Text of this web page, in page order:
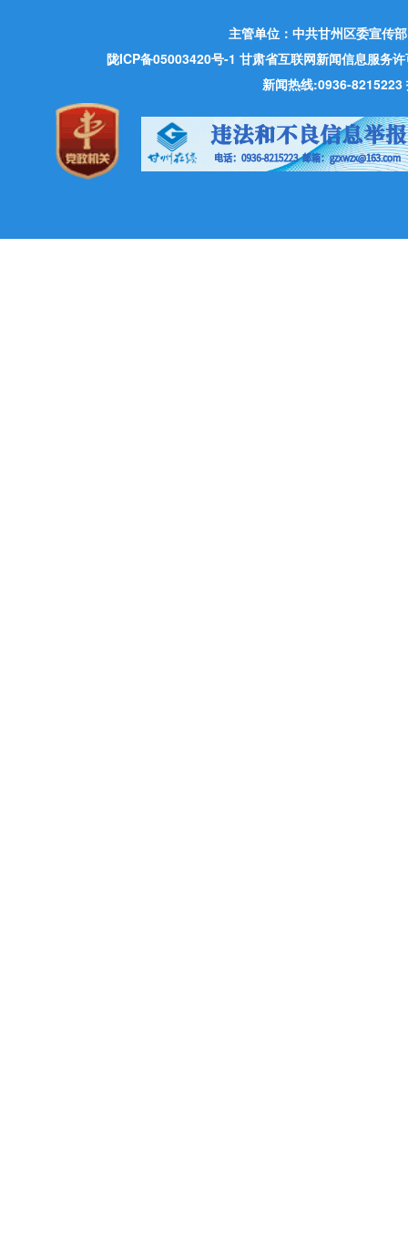
主管单位：中共甘州区委宣传
陇ICP备05003420号-1 甘肃省互联网新闻信息服务
新闻热线:0936-8215223